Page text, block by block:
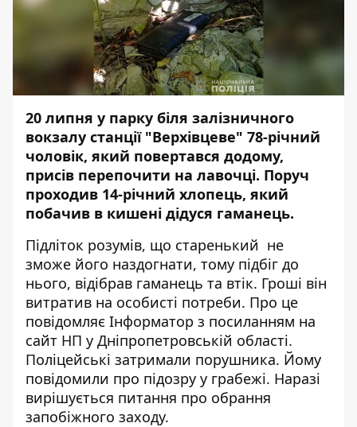
20 липня у парку біля залізничного
вокзалу станції "Верхівцеве" 78-річний
чоловік, який повертався додому,
присів перепочити на лавочці. Поруч
проходив 14-річний хлопець, який
побачив в кишені дідуся гаманець.
Підліток розумів, що старенький не
зможе його наздогнати, тому підбіг до
нього, відібрав гаманець та втік. Гроші він
витратив на особисті потреби. Про це
повідомляє Інформатор з посиланням на
сайт НП у Дніпропетровській області.
Поліцейські затримали порушника. Йому
повідомили про підозру у грабежі. Наразі
вирішується питання про обрання
запобіжного заходу.